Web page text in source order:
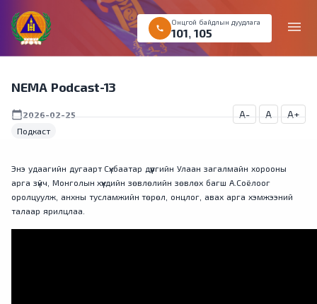
menu
call
Онцгой байдлын дуудлага
101 ,105
NEMA Podcast-13
calendar_today2026-02-25
Подкаст
A- A A+
Энэ удаагийн дугаарт Сүхбаатар дүүргийн Улаан загалмайн хорооны
арга зүйч, Монголын хүүхдийн зөвлөлийн зөвлөх багш А.Соёлоог
оролцуулж, анхны тусламжийн төрөл, онцлог, авах арга хэмжээний
талаар ярилцлаа.